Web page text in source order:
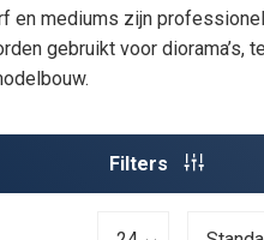
en mediums zijn
gebruikt voor diorama’s,
Filters